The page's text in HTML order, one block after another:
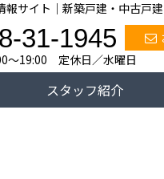
サイト｜新築戸建・中古戸
31-1945
～19:00 定休日／水曜日
スタッフ紹介